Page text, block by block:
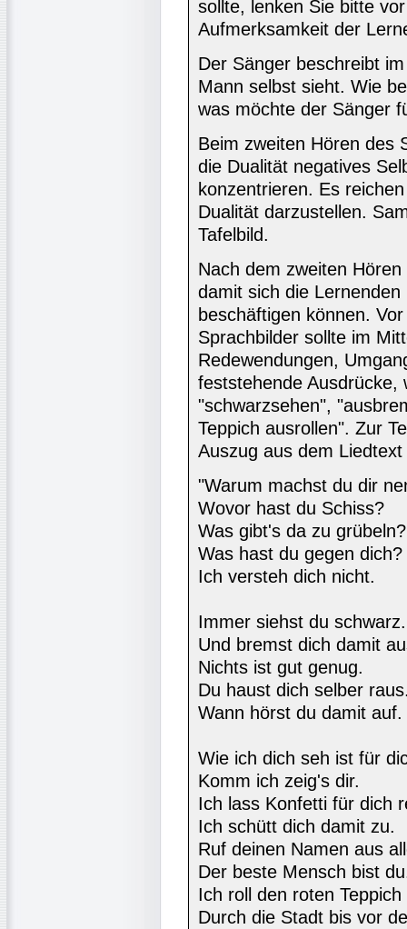
sollte, lenken Sie bitte
Aufmerksamkeit der
Der Sänger beschreibt
Mann selbst sieht. Wie
was möchte der Sänger
Beim zweiten Hören des
die Dualität negatives
konzentrieren. Es
Dualität darzustellen.
Tafelbild.
Nach dem zweiten
damit sich die
beschäftigen können.
Sprachbilder sollte im
Redewendungen,
feststehende Ausdrücke,
"schwarzsehen",
Teppich ausrollen". Zur
Auszug aus dem Liedtext
"Warum machst du dir
Wovor hast du Schiss?
Was gibt's da zu grübeln?
Was hast du gegen dich?
Ich versteh dich nicht.
Immer siehst du schwarz.
Und bremst dich damit
Nichts ist gut genug.
Du haust dich selber
Wann hörst du damit auf.
Wie ich dich seh ist für
Komm ich zeig's dir.
Ich lass Konfetti für dich
Ich schütt dich damit zu.
Ruf deinen Namen aus
Der beste Mensch bist
Ich roll den roten Teppich
Durch die Stadt bis vor